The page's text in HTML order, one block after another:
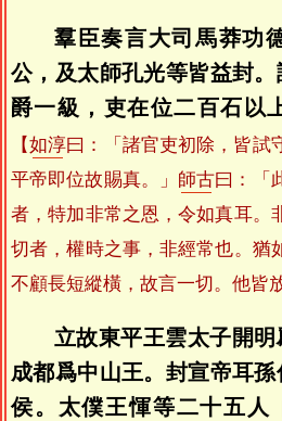
羣臣奏言大司馬莽功
公，及太師孔光等皆益封
爵一級，吏在位二百石以
【如淳曰：「諸官吏初除，皆試
平帝即位故賜真。」 師古曰：「
者，特加非常之恩，令如真耳。
切者，權時之事，非經常也。猶
不顧長短縱橫，故言一切。他皆
立故東平王雲太子開
成都爲中山王。封宣帝耳
侯。太僕王惲等二十五人